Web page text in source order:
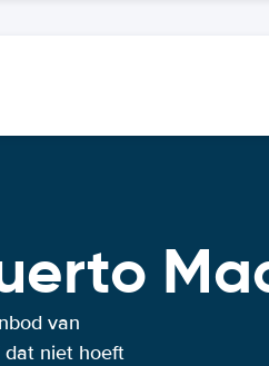
van
dat niet hoeft